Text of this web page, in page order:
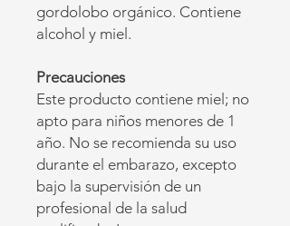
gordolobo orgánico. Contiene
alcohol y miel.
Precauciones
Este producto contiene miel; no
apto para niños menores de 1
año. No se recomienda su uso
durante el embarazo, excepto
bajo la supervisión de un
profesional de la salud